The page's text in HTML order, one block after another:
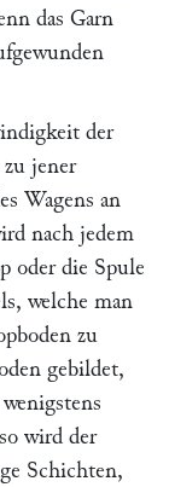
das Garn
der
jener
Wagens an
nach jedem
oder die Spule
welche man
zu
gebildet,
wird der
Schichten,